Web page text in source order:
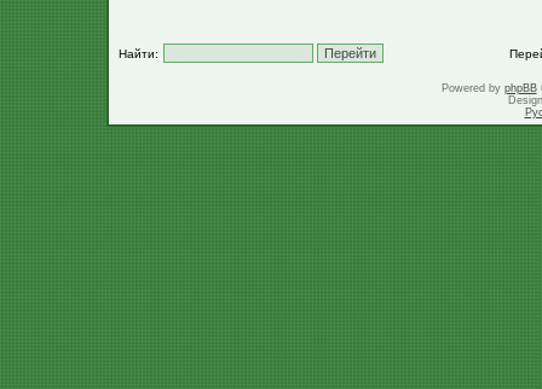
Найти:
Powered by phpBB